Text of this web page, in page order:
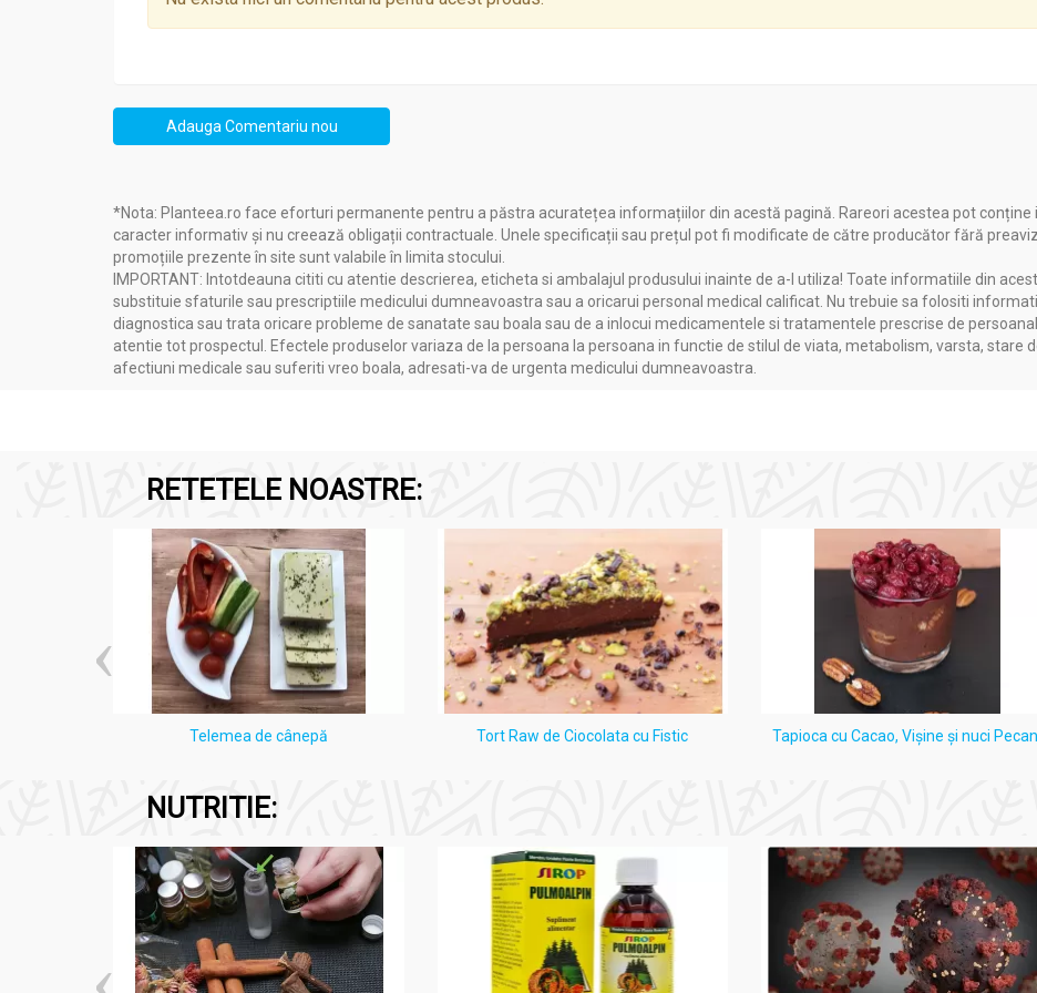
Produsul este testat dermatologic, dar se recomandă evitarea contactului cu ochii.
Mod utilizare:
Sapun Activ neem tea tree oil 100g - VERRE DE NATURE
Se aplică pe pielea umedă, se masează și se clătește cu apă.
Adauga Comentariu nou
*Nota: Planteea.ro face eforturi permanente pentru a păstra acuratețea informațiilor din acestă pagină. Rareori acestea pot
caracter informativ și nu creează obligații contractuale. Unele specificații sau prețul pot fi modificate de către producător fără
promoțiile prezente în site sunt valabile în limita stocului.
IMPORTANT: Intotdeauna cititi cu atentie descrierea, eticheta si ambalajul produsului inainte de a-l utiliza! Toate informatiile din
substituie sfaturile sau prescriptiile medicului dumneavoastra sau a oricarui personal medical calificat. Nu trebuie sa folositi
diagnostica sau trata oricare probleme de sanatate sau boala sau de a inlocui medicamentele si tratamentele prescrise de
atentie tot prospectul. Efectele produselor variaza de la persoana la persoana in functie de stilul de viata, metabolism, varsta, stare
afectiuni medicale sau suferiti vreo boala, adresati-va de urgenta medicului dumneavoastra.
RETETELE NOASTRE:
Telemea de cânepă Tort Raw de Ciocolata cu Fistic Tapioca cu Cacao, Vişine şi nuci
NUTRITIE: